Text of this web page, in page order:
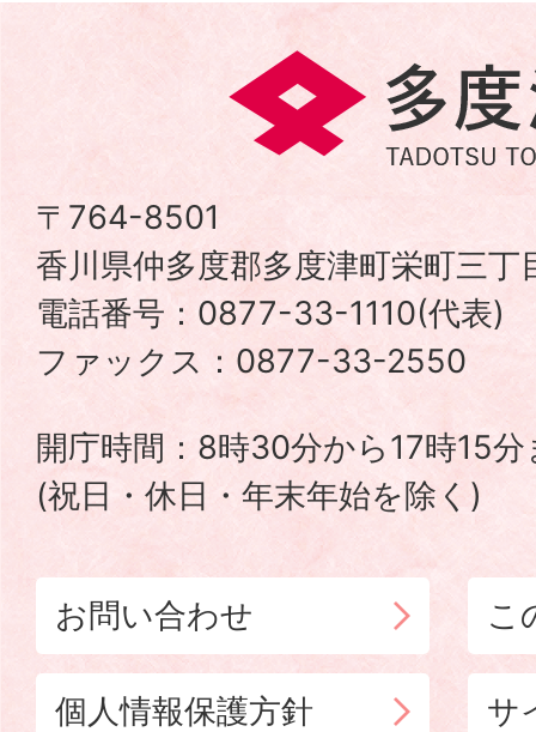
多
度
町
TADOTSU
TOWN
〒764-8501
香川県仲多度郡多度津町栄町三
電話番号：0877-33-1110(代表)
ファックス：0877-33-2550
開庁時間：8時30分から17時15分
(祝日・休日・年末年始を除く)
お問い合わせ こ
個人情報保護方針 サ